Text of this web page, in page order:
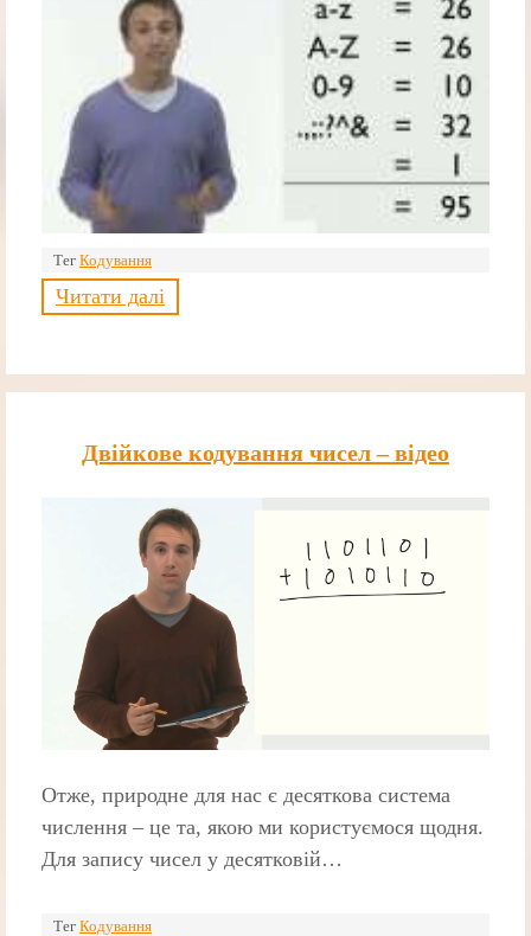
Тег Кодування
Читати далі
Двійкове кодування чисел – відео
Отже, природне для нас є десяткова система
числення – це та, якою ми користуємося щодня.
Для запису чисел у десятковій…
Тег Кодування